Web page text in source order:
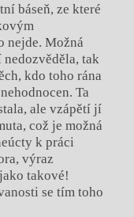
báseň, ze které
nejde. Možná
tak
kdo toho rána
Ta
ale vzápětí jí
což je možná
k práci
výraz
takové!
se tím toho